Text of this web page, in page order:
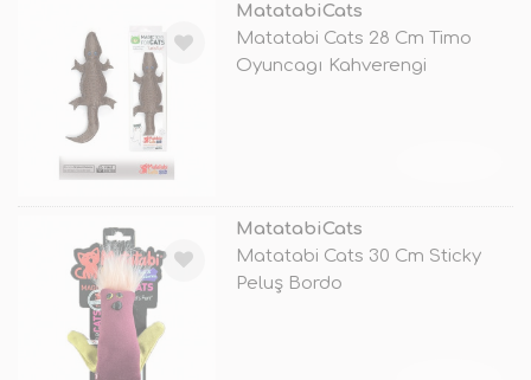
MatatabiCats
Matatabi Cats 28 Cm Timo
Oyuncagı Kahverengi
MatatabiCats
Matatabi Cats 30 Cm Sticky
Peluş Bordo